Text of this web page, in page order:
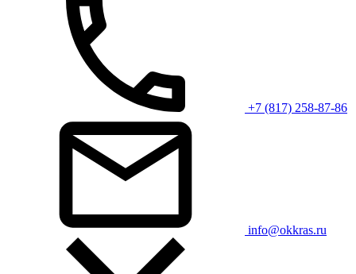
+7 (817) 258-87-86
info@okkras.ru